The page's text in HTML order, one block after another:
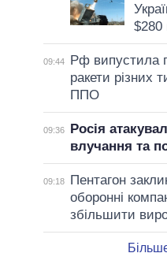
$280
09:44
Рф випустила
ракети різних
ППО
09:36
Росія
влучання та
09:18
Пентагон
оборонні
збільшити